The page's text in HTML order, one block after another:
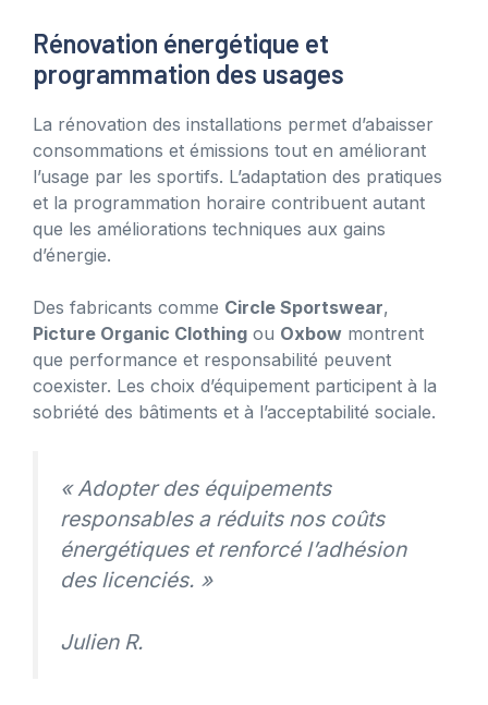
Rénovation énergétique et
programmation des usages
La rénovation des installations permet d’abaisser
consommations et émissions tout en améliorant
l’usage par les sportifs. L’adaptation des pratiques
et la programmation horaire contribuent autant
que les améliorations techniques aux gains
d’énergie.
Des fabricants comme Circle Sportswear,
Picture Organic Clothing ou Oxbow montrent
que performance et responsabilité peuvent
coexister. Les choix d’équipement participent à la
sobriété des bâtiments et à l’acceptabilité sociale.
« Adopter des équipements
responsables a réduits nos coûts
énergétiques et renforcé l’adhésion
des licenciés. »
Julien R.